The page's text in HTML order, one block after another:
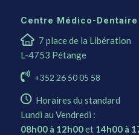
Centre Médico-Dentaire
7 place de la Libération
L-4753 Pétange
+352 26 50 05 58
Horaires du standard
Lundi au Vendredi :
08h00 à 12h00et 14h00 à